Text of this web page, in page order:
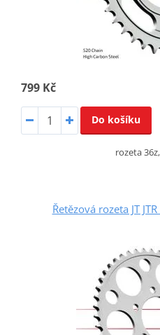
799 Kč
Do košíku
rozeta
Řetězová rozeta JT